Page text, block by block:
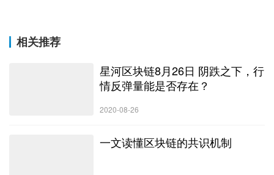
相关推荐
星河区块链8月26日 阴跌之下，行
情反弹量能是否存在？
2020-08-26
一文读懂区块链的共识机制